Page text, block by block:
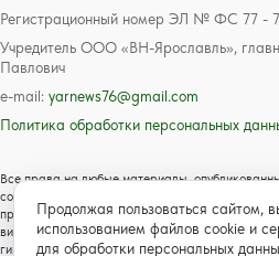
Регистрационный номер ЭЛ № ФС 77 -
Учредитель ООО «ВН-Ярославль»,
Павлович
e-mail: yarnews76@gmail.com
Политика обработки персональных
Все права на любые материалы,
соответствии с российским и международным
праве и смежных правах. Любое использование
видеоматериалов возможно только с согласия
гиперссылкой на сайт https://www.yarnews.net;
Продолжая пользоваться сайтом,
использованием файлов cookie и
для обработки персональных